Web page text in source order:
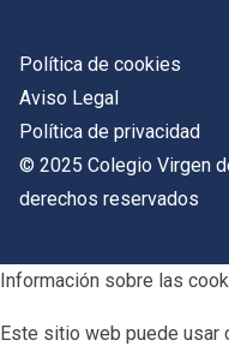
Política de cookies
Aviso Legal
Política de privacidad
© 2025 Colegio Virgen
derechos reservados
Información sobre las
Este sitio web puede usar